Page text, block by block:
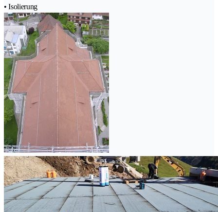
• Isolierung